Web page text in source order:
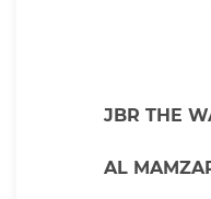
JBR THE
AL